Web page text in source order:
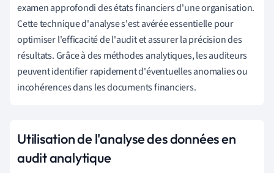
examen approfondi des états financiers d'une organisation.
Cette technique d'analyse s'est avérée essentielle pour
optimiser l'efficacité de l'audit et assurer la précision des
résultats. Grâce à des méthodes analytiques, les auditeurs
peuvent identifier rapidement d'éventuelles anomalies ou
incohérences dans les documents financiers.
Utilisation de l'analyse des données en
audit analytique